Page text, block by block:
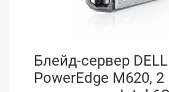
Блейд-сервер DELL
PowerEdge M620, 2